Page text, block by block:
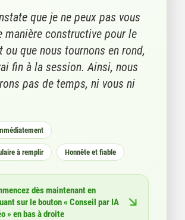
que je ne peux pas vous
manière constructive pour le
ou que nous tournons en rond,
fin à la session. Ainsi, nous
pas de temps, ni vous ni
à remplir Honnête et fiable
dès maintenant en
sur le bouton« Conseil par IA
» en bas à droite